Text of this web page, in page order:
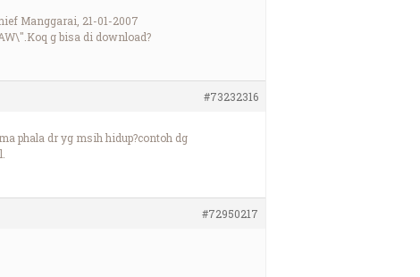
Manggarai, 21-01-2007
g bisa di download?
#73232316
phala dr yg msih hidup?contoh dg
#72950217